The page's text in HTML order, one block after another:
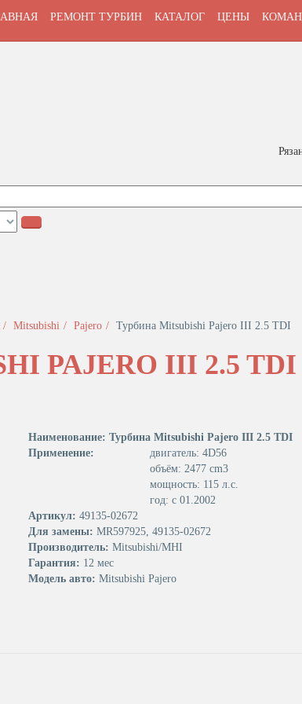
РЕМОНТ ТУРБИН КАТАЛОГ ЦЕНЫ
Mitsubishi Pajero Турбина Mitsubishi Pajero III 2.5 TDI
PAJERO III 2.5 TDI
Наименование: Турбина Mitsubishi Pajero III 2.5 TDI
Применение:
двигатель: 4D56
объём: 2477 cm3
мощность: 115 л.с.
год: с 01.2002
Артикул: 49135-02672
Для замены: MR597925, 49135-02672
Производитель: Mitsubishi/MHI
Гарантия: 12 мес
Модель авто: Mitsubishi Pajero